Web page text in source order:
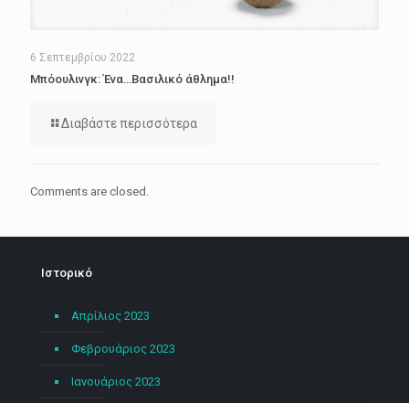
6 Σεπτεμβρίου 2022
Μπόουλινγκ: Ένα…Βασιλικό άθλημα!!
Διαβάστε περισσότερα
Comments are closed.
Ιστορικό
Απρίλιος 2023
Φεβρουάριος 2023
Ιανουάριος 2023